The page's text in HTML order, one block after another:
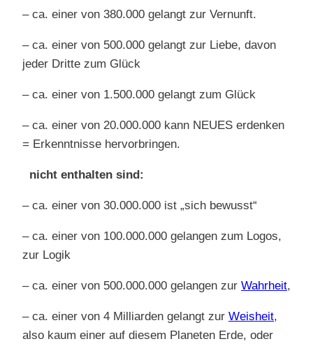
– ca. einer von 380.000 gelangt zur Vernunft.
– ca. einer von 500.000 gelangt zur Liebe, davon
jeder Dritte zum Glück
– ca. einer von 1.500.000 gelangt zum Glück
– ca. einer von 20.000.000 kann NEUES erdenken
= Erkenntnisse hervorbringen.
nicht enthalten sind:
– ca. einer von 30.000.000 ist „sich bewusst“
– ca. einer von 100.000.000 gelangen zum Logos,
zur Logik
– ca. einer von 500.000.000 gelangen zur Wahrheit,
– ca. einer von 4 Milliarden gelangt zur Weisheit,
also kaum einer auf diesem Planeten Erde, oder